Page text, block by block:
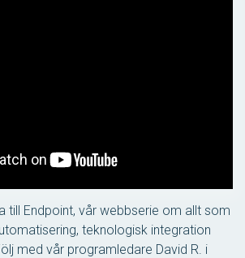
till Endpoint, vår webbserie om allt som
teknologisk integration
med vår programledare David R. i